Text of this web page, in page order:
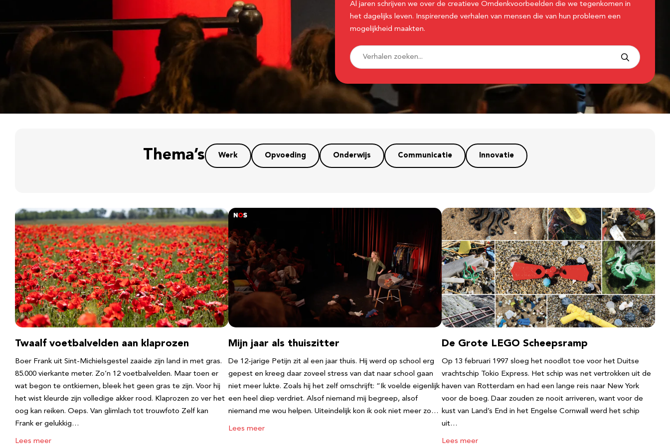
Al jaren schrijven we over de creatieve Omdenkvoorbeelden die we tegenkomen in
het dagelijks leven. Inspirerende verhalen van mensen die van hun probleem een
mogelijkheid maakten.
Thema’s Werk Opvoeding Onderwijs Communicatie Innovatie
Twaalf voetbalvelden aan klaprozen
Boer Frank uit Sint-Michielsgestel zaaide zijn land in met gras.
85.000 vierkante meter. Zo’n 12 voetbalvelden. Maar toen er
wat begon te ontkiemen, bleek het geen gras te zijn. Voor hij
het wist kleurde zijn volledige akker rood. Klaprozen zo ver het
oog kan reiken. Oeps. Van glimlach tot trouwfoto Zelf kan
Frank er gelukkig…
Lees meer
Mijn jaar als thuiszitter
De 12-jarige Petijn zit al een jaar thuis. Hij werd op school erg
gepest en kreeg daar zoveel stress van dat naar school gaan
niet meer lukte. Zoals hij het zelf omschrijft: “Ik voelde eigenlijk
een heel diep verdriet. Alsof niemand mij begreep, alsof
niemand me wou helpen. Uiteindelijk kon ik ook niet meer zo…
Lees meer
De Grote LEGO Scheepsramp
Op 13 februari 1997 sloeg het noodlot toe voor het Duitse
vrachtschip Tokio Express. Het schip was net vertrokken uit de
haven van Rotterdam en had een lange reis naar New York
voor de boeg. Daar zouden ze nooit arriveren, want voor de
kust van Land’s End in het Engelse Cornwall werd het schip
uit…
Lees meer